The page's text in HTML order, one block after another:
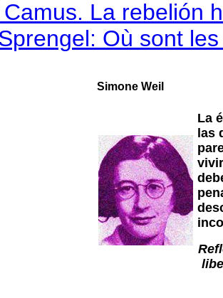
La rebelión
Où sont
Simone Weil
La
las